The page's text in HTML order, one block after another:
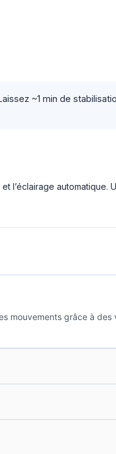
~1 min de
l’éclairage automatique.
mouvements grâce à